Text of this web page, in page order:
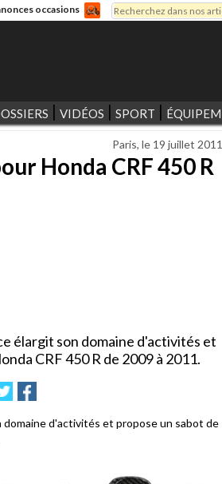
occasions
Formulaire de
Rechercher
VIDÉOS SPORT
Paris, le 19 juillet 2011
Honda CRF 450 R
élargit son domaine d'activités et
CRF 450 R de 2009 à 2011.
Partager
sur
d'activités et propose un sabot de